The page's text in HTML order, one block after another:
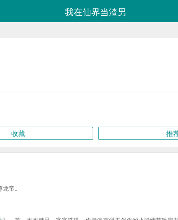
我在仙界当渣男
收藏 推
帝。